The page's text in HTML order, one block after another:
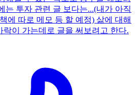
는 투자 관련 글 보다는...(내가 아직
에 따로 메모 등 할 예정) 삶에 대해
이 가는데로 글을 써보려고 한다.